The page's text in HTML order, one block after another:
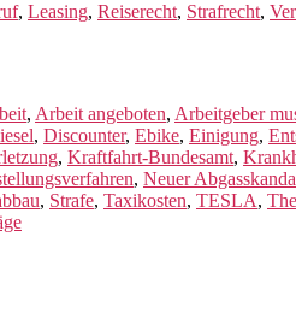
, Leasing, Reiserecht, Strafrecht,
, Arbeit angeboten, Arbeitgeber
, Discounter, Ebike, Einigung,
, Kraftfahrt-Bundesamt,
, Neuer
, Strafe, Taxikosten, TESLA,